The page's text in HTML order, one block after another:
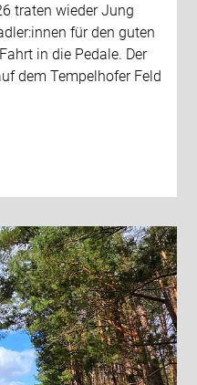
traten wieder Jung
für den guten
in die Pedale. Der
dem Tempelhofer Feld